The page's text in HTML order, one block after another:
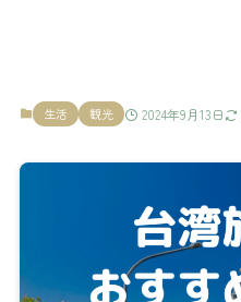
生活 観光 2024年9月13日